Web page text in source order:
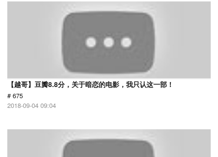
【越哥】豆瓣8.8分，关于暗恋的电影，我只认这一部！
# 675
2018-09-04 09:04